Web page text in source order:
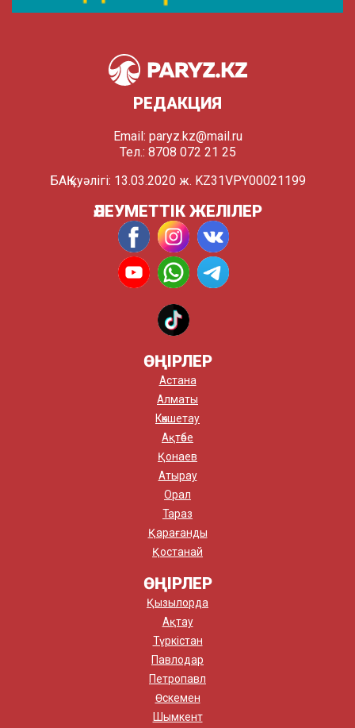
РЕДАКЦИЯ
Email: paryz.kz@mail.ru
Тел.: 8708 072 21 25
БАҚ куәлігі: 13.03.2020 ж. KZ31VPY00021199
ӘЛЕУМЕТТІК ЖЕЛІЛЕР
ӨҢІРЛЕР
Астана
Алматы
Көкшетау
Ақтөбе
Қонаев
Атырау
Орал
Тараз
Қарағанды
Қостанай
ӨҢІРЛЕР
Қызылорда
Ақтау
Түркістан
Павлодар
Петропавл
Өскемен
Шымкент